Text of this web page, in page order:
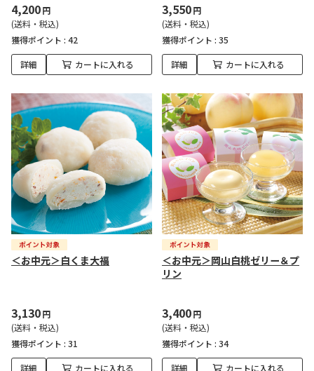
4,200円
(送料・税込)
獲得ポイント : 42
詳細 カートに入れる
3,550円
(送料・税込)
獲得ポイント : 35
詳細 カートに入れる
＜お中元＞白くま大福
3,130円
(送料・税込)
獲得ポイント : 31
詳細 カートに入れる
＜お中元＞岡山白桃ゼリー＆プ
リン
3,400円
(送料・税込)
獲得ポイント : 34
詳細 カートに入れる